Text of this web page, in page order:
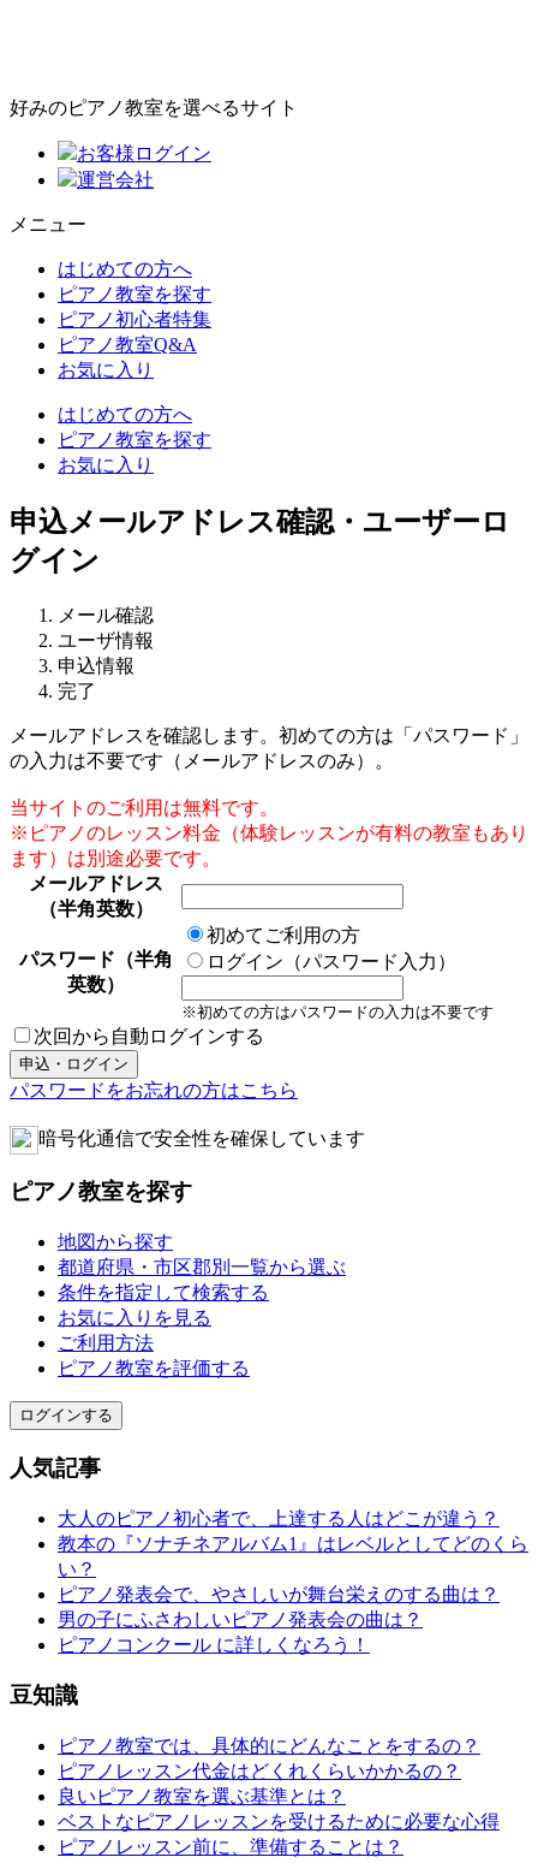
好みのピアノ教室を選べるサイト
お客様ログイン
運営会社
メニュー
はじめての方へ
ピアノ教室を探す
ピアノ初心者特集
ピアノ教室Q&A
お気に入り
はじめての方へ
ピアノ教室を探す
お気に入り
申込メールアドレス確認・ユーザーロ
グイン
メール確認
ユーザ情報
申込情報
完了
メールアドレスを確認します。初めての方は「パスワード」
の入力は不要です（メールアドレスのみ）。
当サイトのご利用は無料です。
※ピアノのレッスン料金（体験レッスンが有料の教室もあり
ます）は別途必要です。
メールアドレス
（半角英数）
パスワード（半角
英数）
初めてご利用の方
ログイン（パスワード入力）
※初めての方はパスワードの入力は不要です
次回から自動ログインする
パスワードをお忘れの方はこちら
暗号化通信で安全性を確保しています
ピアノ教室を探す
地図から探す
都道府県・市区郡別一覧から選ぶ
条件を指定して検索する
お気に入りを見る
ご利用方法
ピアノ教室を評価する
ログインする
人気記事
大人のピアノ初心者で、上達する人はどこが違う？
教本の『ソナチネアルバム1』はレベルとしてどのくら
い？
ピアノ発表会で、やさしいが舞台栄えのする曲は？
男の子にふさわしいピアノ発表会の曲は？
ピアノコンクール に詳しくなろう！
豆知識
ピアノ教室では、具体的にどんなことをするの？
ピアノレッスン代金はどくれくらいかかるの？
良いピアノ教室を選ぶ基準とは？
ベストなピアノレッスンを受けるために必要な心得
ピアノレッスン前に、準備することは？